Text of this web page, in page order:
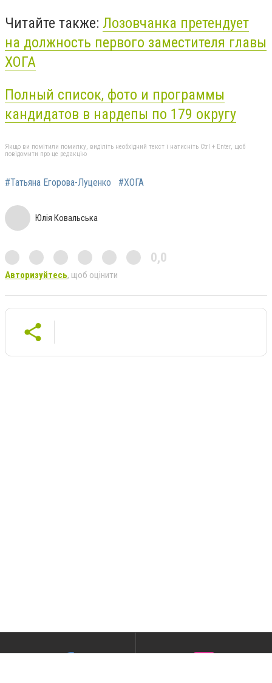
Читайте также: Лозовчанка претендует
на должность первого заместителя главы
ХОГА
Полный список, фото и программы
кандидатов в нардепы по 179 округу
Якщо ви помітили помилку, виділіть необхідний текст і натисніть Ctrl + Enter, щоб
повідомити про це редакцію
#Татьяна Егорова-Луценко #ХОГА
Юлія Ковальська
0,0
Авторизуйтесь, щоб оцінити